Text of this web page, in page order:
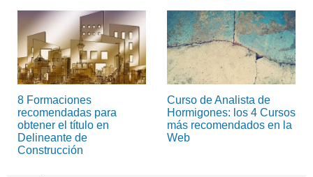
8 Formaciones
recomendadas para
obtener el título en
Delineante de
Construcción
Curso de Analista de
Hormigones: los 4 Cursos
más recomendados en la
Web